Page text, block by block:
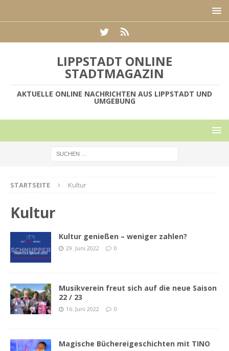
LIPPSTADT ONLINE
STADTMAGAZIN
AKTUELLE ONLINE NACHRICHTEN AUS LIPPSTADT UND
UMGEBUNG
STARTSEITE Kultur
Kultur
Kultur genießen – weniger zahlen?
29. Juni 2022 0
Musikverein freut sich auf die neue Saison
22 / 23
16. Juni 2022 0
Magische Büchereigeschichten mit TINO